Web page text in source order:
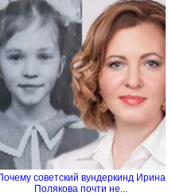
советский вундеркинд Ирина
Полякова почти не...